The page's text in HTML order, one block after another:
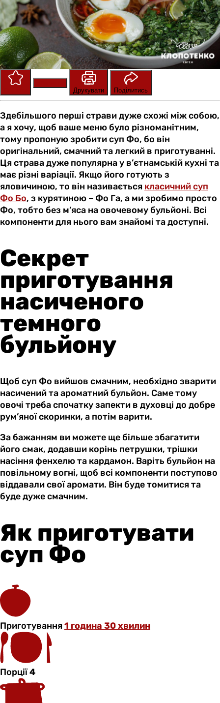
Друкувати
Поділитись
Здебільшого перші страви дуже схожі між собою,
а я хочу, щоб ваше меню було різноманітним,
тому пропоную зробити суп Фо, бо він
оригінальний, смачний та легкий в приготуванні.
Ця страва дуже популярна у в’єтнамській кухні та
має різні варіації. Якщо його готують з
яловичиною, то він називається класичний суп
Фо Бо, з курятиною – Фо Га, а ми зробимо просто
Фо, тобто без м’яса на овочевому бульйоні. Всі
компоненти для нього вам знайомі та доступні.
Секрет
приготування
насиченого
темного
бульйону
Щоб суп Фо вийшов смачним, необхідно зварити
насичений та ароматний бульйон. Саме тому
овочі треба спочатку запекти в духовці до добре
рум’яної скоринки, а потім варити.
За бажанням ви можете ще більше збагатити
його смак, додавши корінь петрушки, трішки
насіння фенхелю та кардамон. Варіть бульйон на
повільному вогні, щоб всі компоненти поступово
віддавали свої аромати. Він буде томитися та
буде дуже смачним.
Як приготувати
суп Фо
Приготування1 година 30 хвилин
Порції4